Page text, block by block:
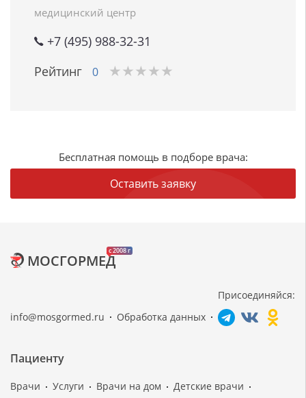
медицинский центр
+7 (495) 988-32-31
Рейтинг
0 ★ ★ ★ ★ ★
★ ★ ★ ★ ★
Бесплатная помощь в подборе врача:
Оставить заявку
c 2008 г
МОСГОРМЕД
info@mosgormed.ru Обработка данных
Присоединяйся:
Пациенту
Врачи Услуги Врачи на дом
Детские врачи